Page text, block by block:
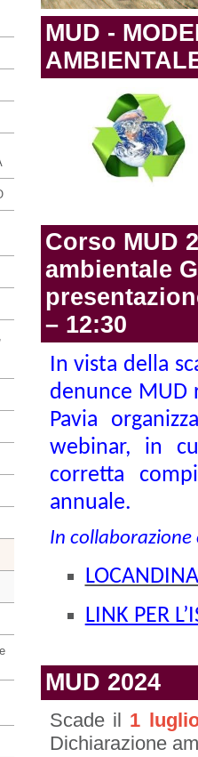
MUD -
Corso MUD
ambientale
– 12:30
In vista della
denunce MUD
Pavia
webinar, in
corretta
annuale.
In collaborazione
LOCANDINA
LINK PER
MUD 2024
Scade il 1
Dichiarazione